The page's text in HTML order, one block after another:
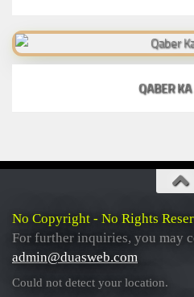
QABER
No Copyright - No Rights
For further inquiries, you may
admin@duasweb.com
Could not detect your location.